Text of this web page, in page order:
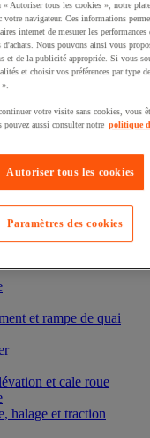
levage
de levage
de sécurité
et rampe de quai
et cale roue
halage et traction
Autoriser tous les cookies », notre
votre navigateur. Ces informations
internet de mesurer les
d'achats. Nous pouvons ainsi vous
et de la publicité appropriée. Si vous
et choisir vos préférences par type
».
votre visite sans cookies, vous
aussi consulter notre politique
Autoriser tous les cookies
Paramètres des cookies